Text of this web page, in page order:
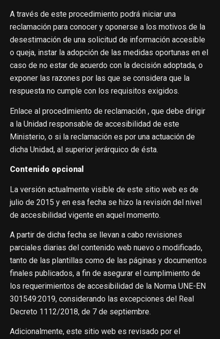
A través de este procedimiento podrá iniciar una
reclamación para conocer y oponerse a los motivos de la
desestimación de una solicitud de información accesible
o queja, instar la adopción de las medidas oportunas en el
caso de no estar de acuerdo con la decisión adoptada, o
exponer las razones por las que se considera que la
respuesta no cumple con los requisitos exigidos.
Enlace al procedimiento de reclamación , que debe dirigir
a la Unidad responsable de accesibilidad de este
Ministerio, o si la reclamación es por una actuación de
dicha Unidad, al superior jerárquico de ésta.
Contenido opcional
La versión actualmente visible de este sitio web es de
julio de 2015 y en esa fecha se hizo la revisión del nivel
de accesibilidad vigente en aquel momento.
A partir de dicha fecha se llevan a cabo revisiones
parciales diarias del contenido web nuevo o modificado,
tanto de las plantillas como de las páginas y documentos
finales publicados, a fin de asegurar el cumplimiento de
los requerimientos de accesibilidad de la Norma UNE-EN
301549:2019, considerando las excepciones del Real
Decreto 1112/2018, de 7 de septiembre.
Adicionalmente, este sitio web es revisado por el